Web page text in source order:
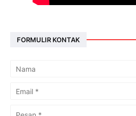
FORMULIR KONTAK